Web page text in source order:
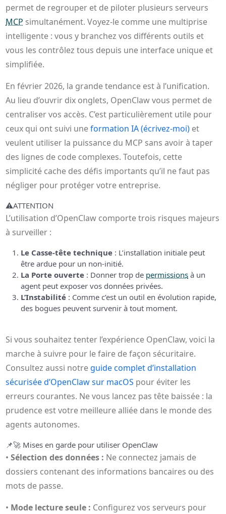
permet de regrouper et de piloter plusieurs serveurs
MCP simultanément. Voyez-le comme une multiprise
intelligente : vous y branchez vos différents outils et
vous les contrôlez tous depuis une interface unique et
simplifiée.
En février 2026, la grande tendance est à l’unification.
Au lieu d’ouvrir dix onglets, OpenClaw vous permet de
centraliser vos accès. C’est particulièrement utile pour
ceux qui ont suivi uneformation IA (écrivez-moi) et
veulent utiliser la puissance du MCP sans avoir à taper
des lignes de code complexes. Toutefois, cette
simplicité cache des défis importants qu’il ne faut pas
négliger pour protéger votre entreprise.
⚠️ATTENTION
L’utilisation d’OpenClaw comporte trois risques majeurs
à surveiller :
Le Casse-tête technique : L’installation initiale peut
être ardue pour un non-initié.
La Porte ouverte : Donner trop de permissions à un
agent peut exposer vos données privées.
L’Instabilité : Comme c’est un outil en évolution rapide,
des bogues peuvent survenir à tout moment.
Si vous souhaitez tenter l’expérience OpenClaw, voici la
marche à suivre pour le faire de façon sécuritaire.
Consultez aussi notre guide complet d’installation
sécurisée d’OpenClaw sur macOS pour éviter les
erreurs courantes. Ne vous lancez pas tête baissée : la
prudence est votre meilleure alliée dans le monde des
agents autonomes.
📌🚀 Mises en garde pour utiliser OpenClaw
•Sélection des données : Ne connectez jamais de
dossiers contenant des informations bancaires ou des
mots de passe.
• Mode lecture seule : Configurez vos serveurs pour